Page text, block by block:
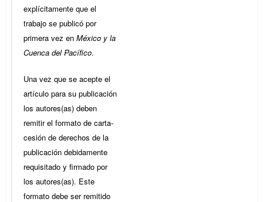
explícitamente que el
trabajo se publicó por
primera vez en México y la
Cuenca del Pacífico.
Una vez que se acepte el
artículo para su publicación
los autores(as) deben
remitir el formato de carta-
cesión de derechos de la
publicación debidamente
requisitado y firmado por
los autores(as). Este
formato debe ser remitido